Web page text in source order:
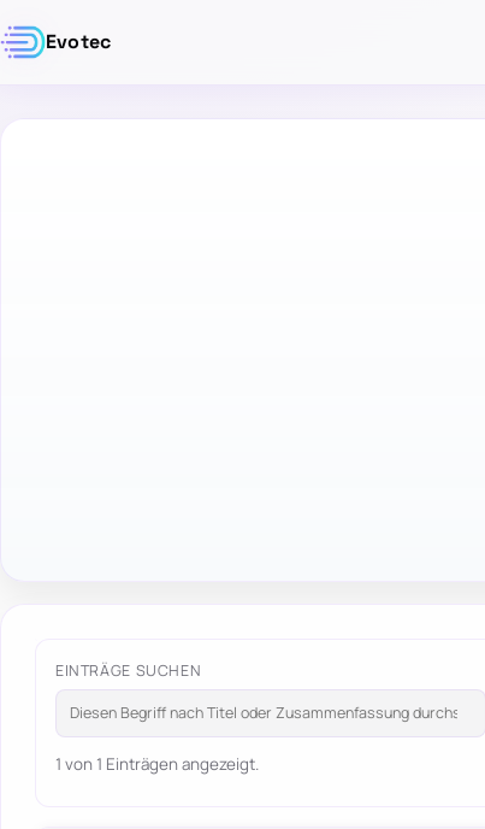
Evotec
EINTRÄGE SUCHEN
1 von 1 Einträgen angezeigt.